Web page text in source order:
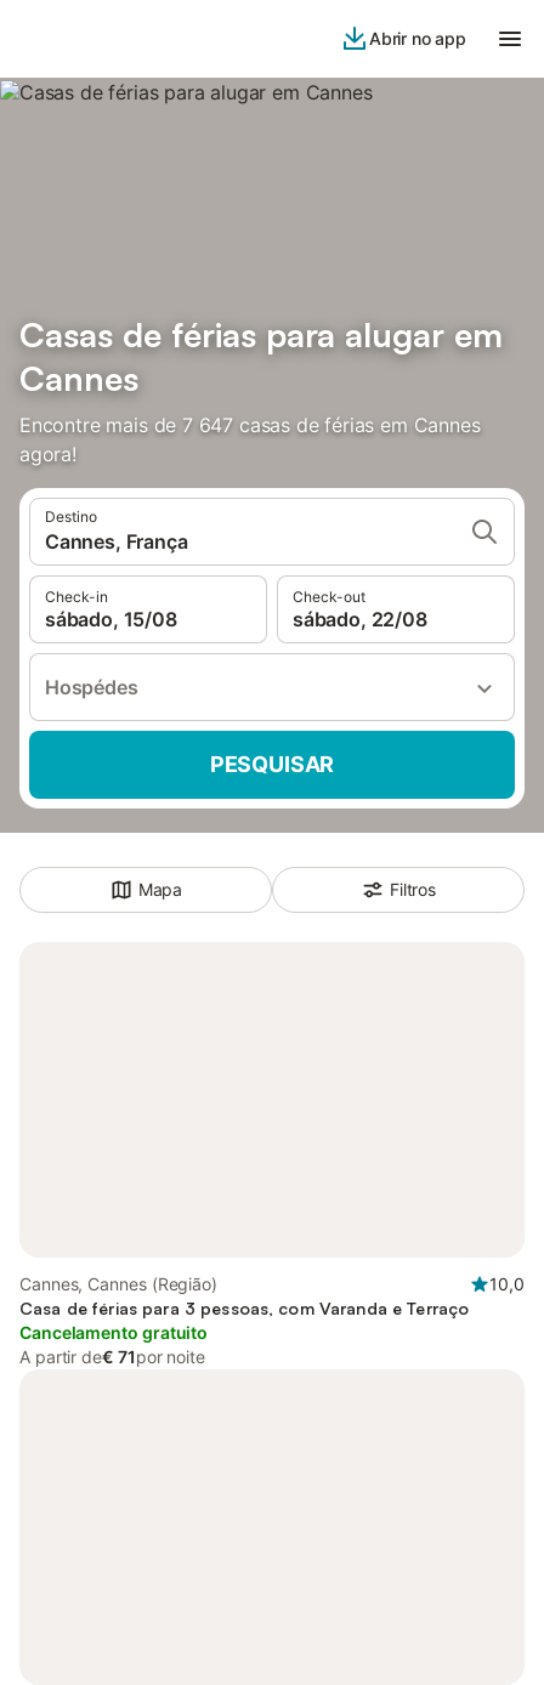
Abrir no app
Casas de férias para alugar em
Cannes
Encontre mais de 7 647 casas de férias em Cannes
agora!
Destino
Cannes, França
Check-in
sábado, 15/08
Check-out
sábado, 22/08
Hospédes
PESQUISAR
Mapa Filtros
Cannes, Cannes (Região)
10,0
Casa de férias para 3 pessoas, com Varanda e Terraço
Cancelamento gratuito
A partir de€ 71por noite